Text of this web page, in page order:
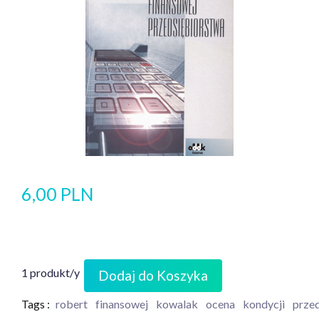
6,00 PLN
1 produkt/y Dodaj do Koszyka
Tags : robert finansowej kowalak ocena kondycji